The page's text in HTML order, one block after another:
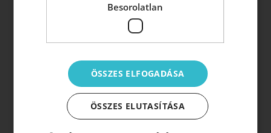
Vezetőképzés, szervezetfejlesztés, motiválás
Szektorok
Ipar és gyártás
Besorolatlan
ÖSSZES ELFOGADÁSA
ÖSSZES ELUTASÍTÁSA